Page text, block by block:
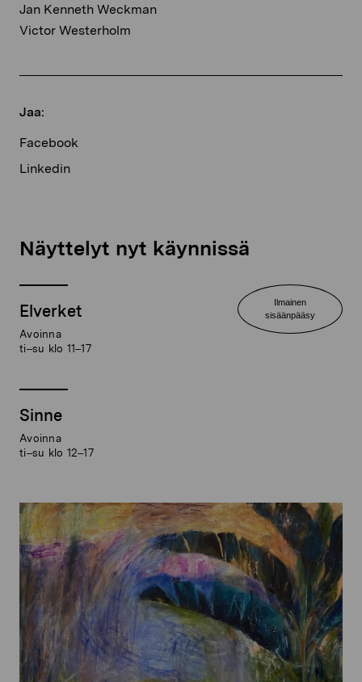
Jan Kenneth Weckman
Victor Westerholm
Jaa:
Facebook
Linkedin
Näyttelyt nyt käynnissä
Ilmainen
sisäänpääsy
Elverket
Avoinna
ti–su klo 11–17
Sinne
Avoinna
ti–su klo 12–17